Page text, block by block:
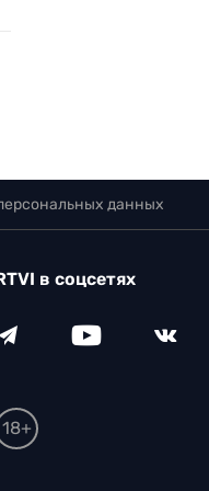
данных
в соцсетях
18+